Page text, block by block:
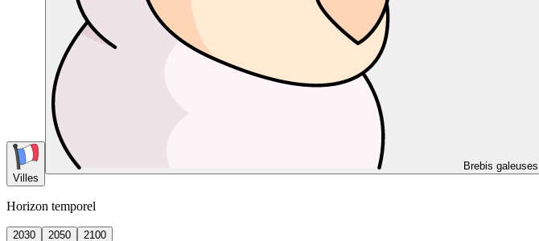
Villes
Brebis galeuses
Horizon temporel
2030 2050
2100